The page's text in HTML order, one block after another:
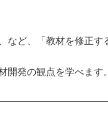
など、「教材を修正
開発の観点を学べます。